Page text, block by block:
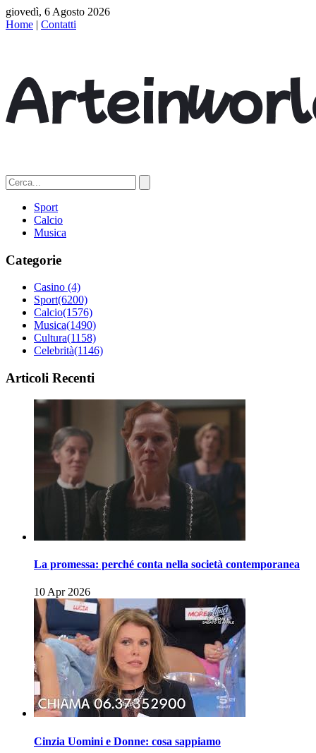
giovedì, 6 Agosto 2026
Home | Contatti
Sport
Calcio
Musica
Categorie
Casino (4)
Sport(6200)
Calcio(1576)
Musica(1490)
Cultura(1158)
Celebrità(1146)
Articoli Recenti
La promessa: perché conta nella società contemporanea
10 Apr 2026
Cinzia Uomini e Donne: cosa sappiamo